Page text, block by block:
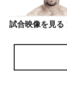
試合映像を見る